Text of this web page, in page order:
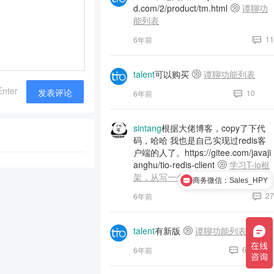
发表评论
d.com/2/product/tm.html
谭聊功
能列表
6年前 11
talent可以购买 谭聊功能列表
6年前 10
sintang根据大佬博客，copy了下代
码，哈哈 我也是自己实现过redis客
户端的人了。https://gitee.com/javaji
anghu/tio-redis-client
学习T-io框
架，从写一个Redis客户端开始
6年前 27
talent有新版 谭聊功能列表
6年前 6
商务微信：Sales_HPY